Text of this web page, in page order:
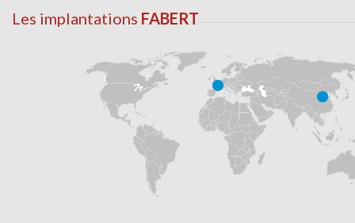
Les implantations FABERT